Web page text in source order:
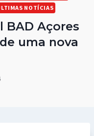
NOTÍCIAS
BAD Açores
uma nova